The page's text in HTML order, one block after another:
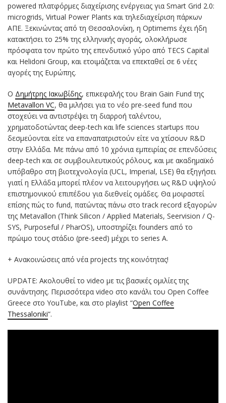
powered πλατφόρμες διαχείρισης ενέργειας για Smart Grid 2.0:
microgrids, Virtual Power Plants και τηλεδιαχείριση πάρκων
ΑΠΕ. Ξεκινώντας από τη Θεσσαλονίκη, η Optimems έχει ήδη
κατακτήσει το 25% της ελληνικής αγοράς, ολοκλήρωσε
πρόσφατα τον πρώτο της επενδυτικό γύρο από TECS Capital
και Helidoni Group, και ετοιμάζεται να επεκταθεί σε 6 νέες
αγορές της Ευρώπης.
Ο Δημήτρης Ιακωβίδης, επικεφαλής του Brain Gain Fund της
Metavallon VC, θα μιλήσει για το νέο pre-seed fund που
στοχεύει να αντιστρέψει τη διαρροή ταλέντου,
χρηματοδοτώντας deep-tech και life sciences startups που
δεσμεύονται είτε να επαναπατριστούν είτε να χτίσουν R&D
στην Ελλάδα. Με πάνω από 10 χρόνια εμπειρίας σε επενδύσεις
deep-tech και σε συμβουλευτικούς ρόλους, και με ακαδημαϊκό
υπόβαθρο στη βιοτεχνολογία (UCL, Imperial, LSE) θα εξηγήσει
γιατί η Ελλάδα μπορεί πλέον να λειτουργήσει ως R&D υψηλού
επιστημονικού επιπέδου για διεθνείς ομάδες. Θα μοιραστεί
επίσης πώς το fund, πατώντας πάνω στο track record εξαγορών
της Metavallon (Think Silicon / Applied Materials, Seervision / Q-
SYS, Purposeful / PharOS), υποστηρίζει founders από το
πρώιμο τους στάδιο (pre-seed) μέχρι το series A.
+ Ανακοινώσεις από νέα projects της κοινότητας!
UPDATE: Ακολουθεί το video με τις βασικές ομιλίες της
συνάντησης. Περισσότερα video στο κανάλι του Open Coffee
Greece στο YouTube, και στο playlist “Open Coffee
Thessaloniki“.